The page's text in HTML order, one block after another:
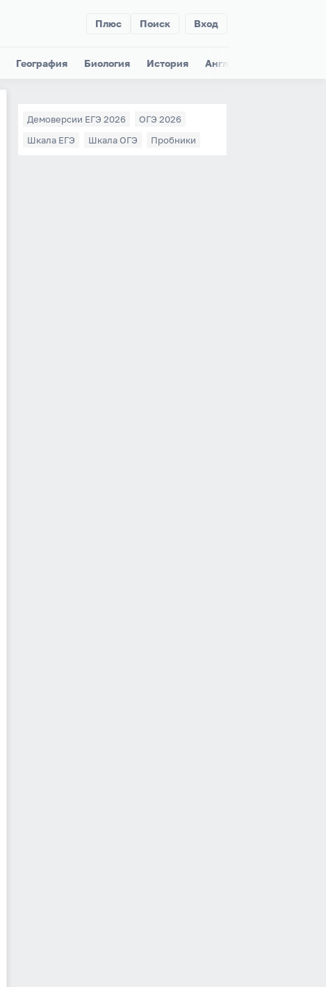
Вход
Плюс Поиск
География Биология История Английский
Демоверсии ЕГЭ 2026
ОГЭ 2026
Шкала ЕГЭ
Шкала ОГЭ Пробники